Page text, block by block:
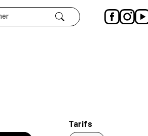
Rechercher
Tarifs